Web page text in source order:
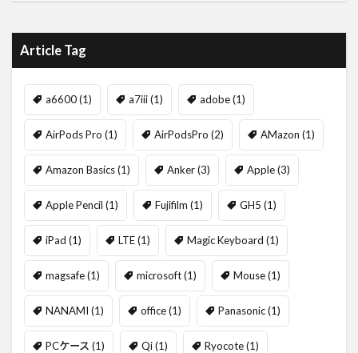
Article Tag
a6600(1) a7iii(1) adobe(1)
AirPods Pro (1) AirPodsPro (2) AMazon (1)
Amazon Basics(1) Anker(3) Apple(3)
Apple Pencil (1) Fujifilm (1) GH5 (1)
iPad (1) LTE(1) Magic Keyboard (1)
magsafe(1) microsoft(1) Mouse(1)
NANAMI (1) office(1) Panasonic(1)
PCケース (1) Qi(1) Ryocote(1)